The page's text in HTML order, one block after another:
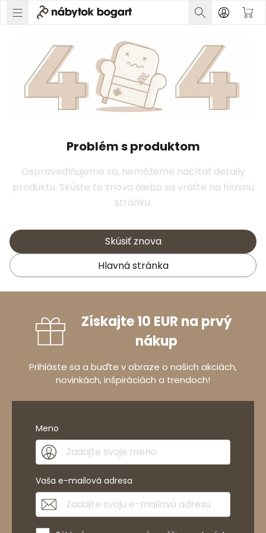
Problém s produktom
Ospravedlňujeme sa, nemôžeme načítať detaily
produktu. Skúste to znova alebo sa vráťte na hlavnú
stránku.
Skúsiť znova
Hlavná stránka
Získajte 10 EUR na prvý
nákup
Prihláste sa a buďte v obraze o našich akciách,
novinkách, inšpiráciách a trendoch!
Meno
Vaša e-mailová adresa